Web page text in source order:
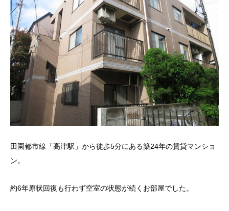
田園都市線「高津駅」から徒歩5分にある築24年の賃貸マンショ
ン。
約6年原状回復も行わず空室の状態が続くお部屋でした。